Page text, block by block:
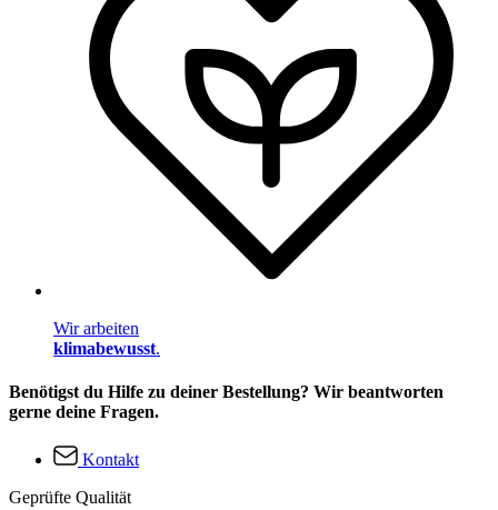
Wir arbeiten
klimabewusst.
Benötigst du Hilfe zu deiner Bestellung? Wir beantworten
gerne deine Fragen.
Kontakt
Geprüfte Qualität